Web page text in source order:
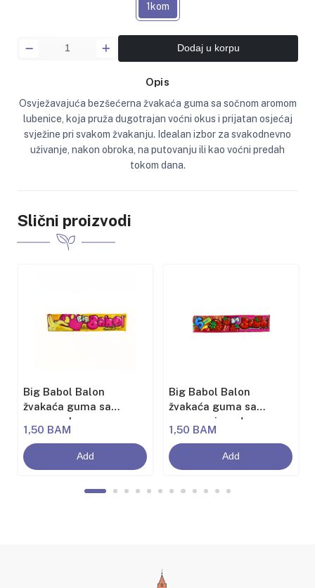
1kom
Dodaj u korpu
Opis
Osvježavajuća bezšećerna žvakaća guma sa sočnom aromom
lubenice, koja pruža dugotrajan voćni okus i prijatan osjećaj
svježine pri svakom žvakanju. Idealan izbor za svakodnevno
uživanje, nakon obroka, na putovanju ili kao voćni predah
tokom dana.
Slični proizvodi
Big Babol Balon
žvakaća guma sa
aromom banane
1,50 BAM
Add
Big Babol Balon
žvakaća guma sa
aromom jagode
1,50 BAM
Add